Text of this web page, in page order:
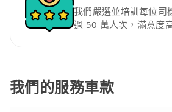
我們嚴選並培訓每位司
過 50 萬人次，滿意度
我們的服務車款